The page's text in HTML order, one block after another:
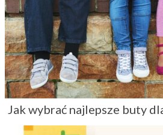
Jak wybrać najlepsze buty